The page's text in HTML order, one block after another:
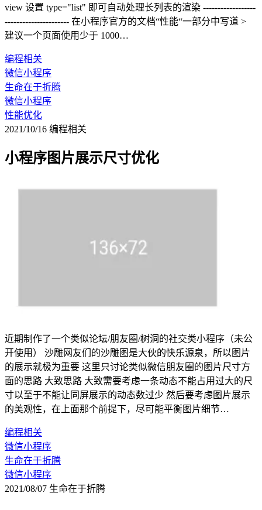
view 设置 type="list" 即可自动处理长列表的渲染 ------------------
---------------------- 在小程序官方的文档“性能“一部分中写道 >
建议一个页面使用少于 1000…
编程相关
微信小程序
生命在于折腾
微信小程序
性能优化
2021/10/16 编程相关
小程序图片展示尺寸优化
近期制作了一个类似论坛/朋友圈/树洞的社交类小程序（未公
开使用） 沙雕网友们的沙雕图是大伙的快乐源泉，所以图片
的展示就极为重要 这里只讨论类似微信朋友圈的图片尺寸方
面的思路 大致思路 大致需要考虑一条动态不能占用过大的尺
寸以至于不能让同屏展示的动态数过少 然后要考虑图片展示
的美观性，在上面那个前提下，尽可能平衡图片细节…
编程相关
微信小程序
生命在于折腾
微信小程序
2021/08/07 生命在于折腾